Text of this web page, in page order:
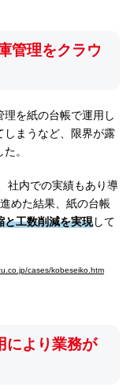
管理をクラウ
を紙の台帳で運用し
しまうなど、限界が露
。
社内での実績もあり導
めた結果、紙の台帳
と工数削減を実現して
cases/kobeseiko.htm
により業務が